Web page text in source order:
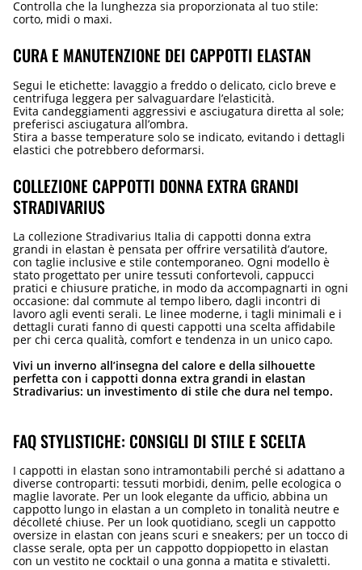
Controlla che la lunghezza sia proporzionata al tuo stile:
corto, midi o maxi.
CURA E MANUTENZIONE DEI CAPPOTTI ELASTAN
Segui le etichette: lavaggio a freddo o delicato, ciclo breve e
centrifuga leggera per salvaguardare l’elasticità.
Evita candeggiamenti aggressivi e asciugatura diretta al sole;
preferisci asciugatura all’ombra.
Stira a basse temperature solo se indicato, evitando i dettagli
elastici che potrebbero deformarsi.
COLLEZIONE CAPPOTTI DONNA EXTRA GRANDI
STRADIVARIUS
La collezione Stradivarius Italia di cappotti donna extra
grandi in elastan è pensata per offrire versatilità d’autore,
con taglie inclusive e stile contemporaneo. Ogni modello è
stato progettato per unire tessuti confortevoli, cappucci
pratici e chiusure pratiche, in modo da accompagnarti in ogni
occasione: dal commute al tempo libero, dagli incontri di
lavoro agli eventi serali. Le linee moderne, i tagli minimali e i
dettagli curati fanno di questi cappotti una scelta affidabile
per chi cerca qualità, comfort e tendenza in un unico capo.
Vivi un inverno all’insegna del calore e della silhouette
perfetta con i cappotti donna extra grandi in elastan
Stradivarius: un investimento di stile che dura nel tempo.
FAQ STYLISTICHE: CONSIGLI DI STILE E SCELTA
I cappotti in elastan sono intramontabili perché si adattano a
diverse controparti: tessuti morbidi, denim, pelle ecologica o
maglie lavorate. Per un look elegante da ufficio, abbina un
cappotto lungo in elastan a un completo in tonalità neutre e
décolleté chiuse. Per un look quotidiano, scegli un cappotto
oversize in elastan con jeans scuri e sneakers; per un tocco di
classe serale, opta per un cappotto doppiopetto in elastan
con un vestito ne cocktail o una gonna a matita e stivaletti.